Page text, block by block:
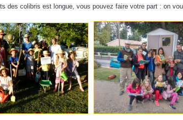
des colibris est longue, vous pouvez faire votre part : on